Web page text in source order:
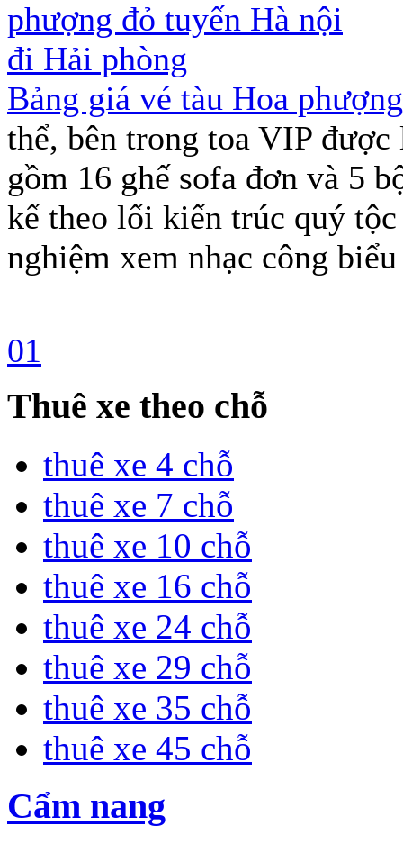
Bảng giá vé tàu Hoa
thể, bên trong toa VIP
gồm 16 ghế sofa đơn và 5
kế theo lối kiến trúc quý
nghiệm xem nhạc công
01
Thuê xe theo chỗ
thuê xe 4 chỗ
thuê xe 7 chỗ
thuê xe 10 chỗ
thuê xe 16 chỗ
thuê xe 24 chỗ
thuê xe 29 chỗ
thuê xe 35 chỗ
thuê xe 45 chỗ
Cẩm nang